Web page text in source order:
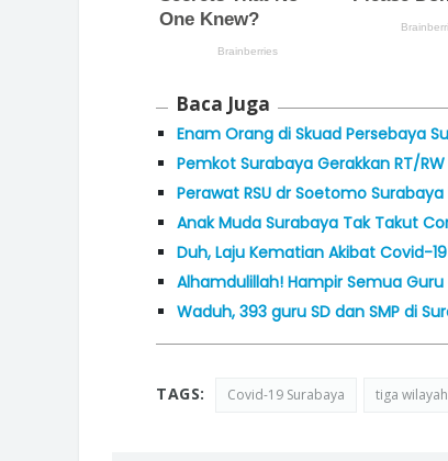
Baca Juga
Enam Orang di Skuad Persebaya
Pemkot Surabaya Gerakkan RT/
Perawat RSU dr Soetomo
Anak Muda Surabaya Tak Takut
Duh, Laju Kematian Akibat Covid-
Alhamdulillah! Hampir Semua
Waduh, 393 guru SD dan SMP di
TAGS: Covid-19 Surabaya tiga wilayah